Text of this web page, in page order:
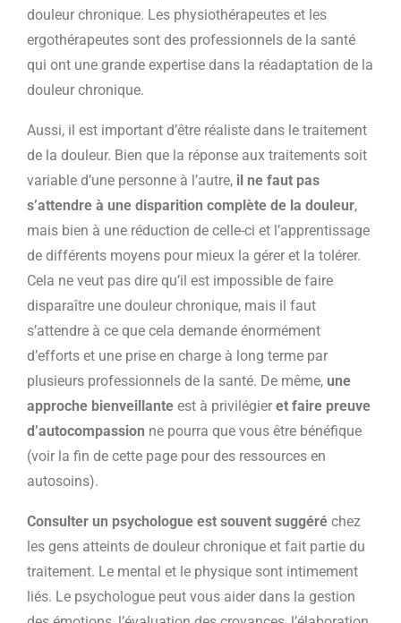
douleur chronique. Les physiothérapeutes et les
ergothérapeutes sont des professionnels de la santé
qui ont une grande expertise dans la réadaptation de la
douleur chronique.
Aussi, il est important d’être réaliste dans le traitement
de la douleur. Bien que la réponse aux traitements soit
variable d’une personne à l’autre, il ne faut pas
s’attendre à une disparition complète de la douleur,
mais bien à une réduction de celle-ci et l’apprentissage
de différents moyens pour mieux la gérer et la tolérer.
Cela ne veut pas dire qu’il est impossible de faire
disparaître une douleur chronique, mais il faut
s’attendre à ce que cela demande énormément
d’efforts et une prise en charge à long terme par
plusieurs professionnels de la santé. De même, une
approche bienveillante est à privilégier et faire preuve
d’autocompassion ne pourra que vous être bénéfique
(voir la fin de cette page pour des ressources en
autosoins).
Consulter un psychologue est souvent suggéré chez
les gens atteints de douleur chronique et fait partie du
traitement. Le mental et le physique sont intimement
liés. Le psychologue peut vous aider dans la gestion